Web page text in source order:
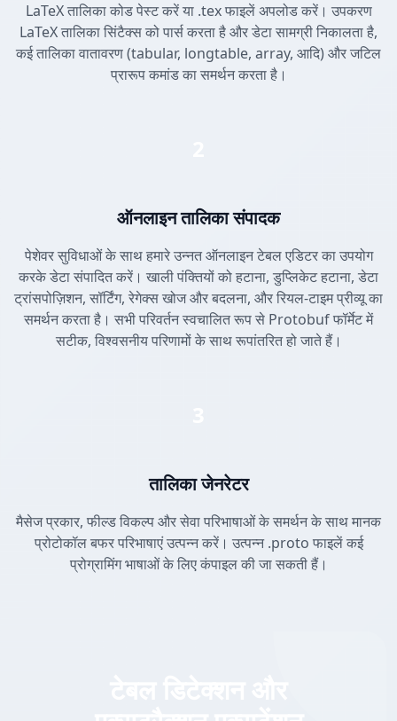
LaTeX तालिका कोड पेस्ट करें या .tex फाइलें अपलोड करें। उपकरण
LaTeX तालिका सिंटैक्स को पार्स करता है और डेटा सामग्री निकालता है,
कई तालिका वातावरण (tabular, longtable, array, आदि) और जटिल
प्रारूप कमांड का समर्थन करता है।
ऑनलाइन तालिका संपादक
पेशेवर सुविधाओं के साथ हमारे उन्नत ऑनलाइन टेबल एडिटर का उपयोग
करके डेटा संपादित करें। खाली पंक्तियों को हटाना, डुप्लिकेट हटाना, डेटा
ट्रांसपोज़िशन, सॉर्टिंग, रेगेक्स खोज और बदलना, और रियल-टाइम प्रीव्यू का
समर्थन करता है। सभी परिवर्तन स्वचालित रूप से Protobuf फॉर्मेट में
सटीक, विश्वसनीय परिणामों के साथ रूपांतरित हो जाते हैं।
तालिका जेनरेटर
मैसेज प्रकार, फील्ड विकल्प और सेवा परिभाषाओं के समर्थन के साथ मानक
प्रोटोकॉल बफर परिभाषाएं उत्पन्न करें। उत्पन्न .proto फाइलें कई
प्रोग्रामिंग भाषाओं के लिए कंपाइल की जा सकती हैं।